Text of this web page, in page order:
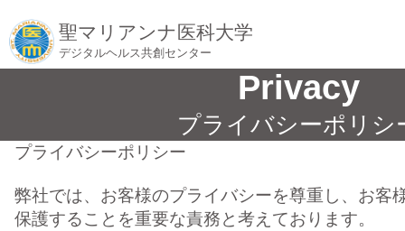
聖マリアンナ医科大学
デジタルヘルス共創センター
Privacy
プライバシーポリシ
プライバシーポリシー
弊社では、お客様のプライバシーを尊重し、お客
保護することを重要な責務と考えております。